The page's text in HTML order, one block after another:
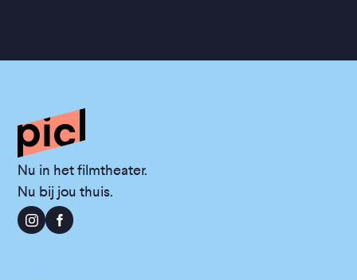
Nu in het filmtheater.
Nu bij jou thuis.